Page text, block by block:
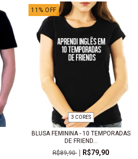
11 % OFF
3 CORES
BLUSA FEMININA - 10 TEMPORADAS
DE FRIEND...
R$89,90
R$79,90